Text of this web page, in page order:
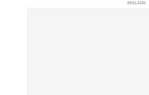
REKLAMA